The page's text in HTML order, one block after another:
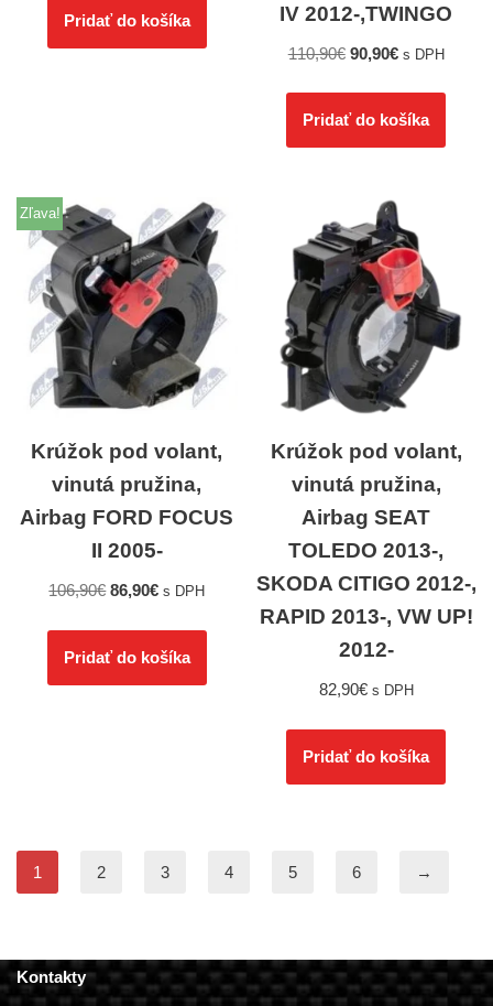
Pridať do košíka
IV 2012-,TWINGO
110,90€ 90,90€ s DPH
Pridať do košíka
Zľava!
Krúžok pod volant,
vinutá pružina,
Airbag FORD FOCUS
II 2005-
106,90€ 86,90€ s DPH
Pridať do košíka
Krúžok pod volant,
vinutá pružina,
Airbag SEAT
TOLEDO 2013-,
SKODA CITIGO 2012-,
RAPID 2013-, VW UP!
2012-
82,90€ s DPH
Pridať do košíka
1 2 3 4 5 6 →
Kontakty